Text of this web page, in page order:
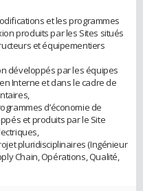
et les programmes
produits par les Sites situés
et équipementiers
développés par les équipes
Interne et dans le cadre de
d’économie de
et produits par le Site
pluridisciplinaires (Ingénieur
Chain, Opérations, Qualité,